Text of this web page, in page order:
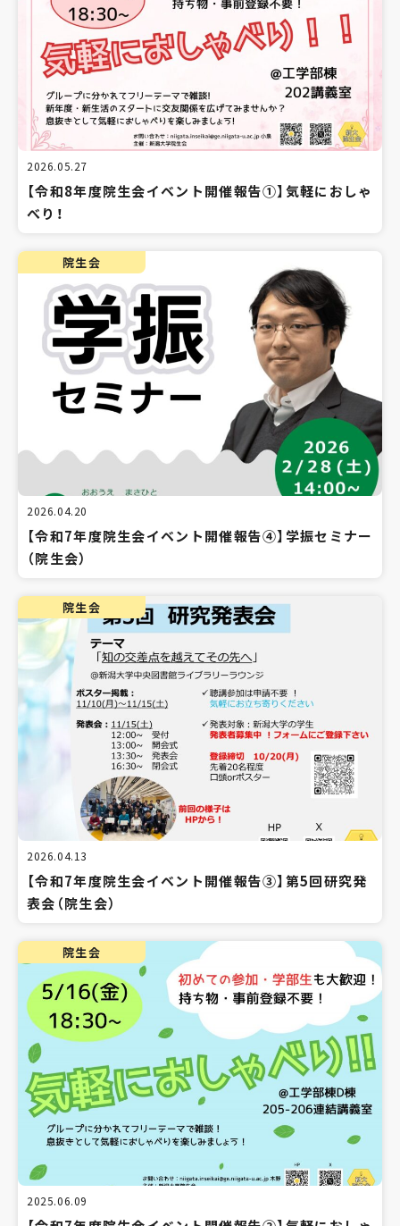
2026.05.27
【令和8年度院生会イベント開催報告①】気軽におしゃ
べり！
院生会
2026.04.20
【令和7年度院生会イベント開催報告④】学振セミナー
（院生会）
院生会
2026.04.13
【令和7年度院生会イベント開催報告③】第5回研究発
表会（院生会）
院生会
2025.06.09